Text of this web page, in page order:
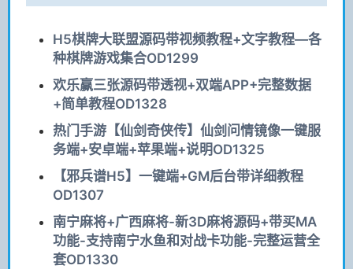
H5棋牌大联盟源码带视频教程+文字教程—各
种棋牌游戏集合OD1299
欢乐赢三张源码带透视+双端APP+完整数据
+简单教程OD1328
热门手游【仙剑奇侠传】仙剑问情镜像一键服
务端+安卓端+苹果端+说明OD1325
【邪兵谱H5】一键端+GM后台带详细教程
OD1307
南宁麻将+广西麻将-新3D麻将源码+带买MA
功能-支持南宁水鱼和对战卡功能-完整运营全
套OD1330